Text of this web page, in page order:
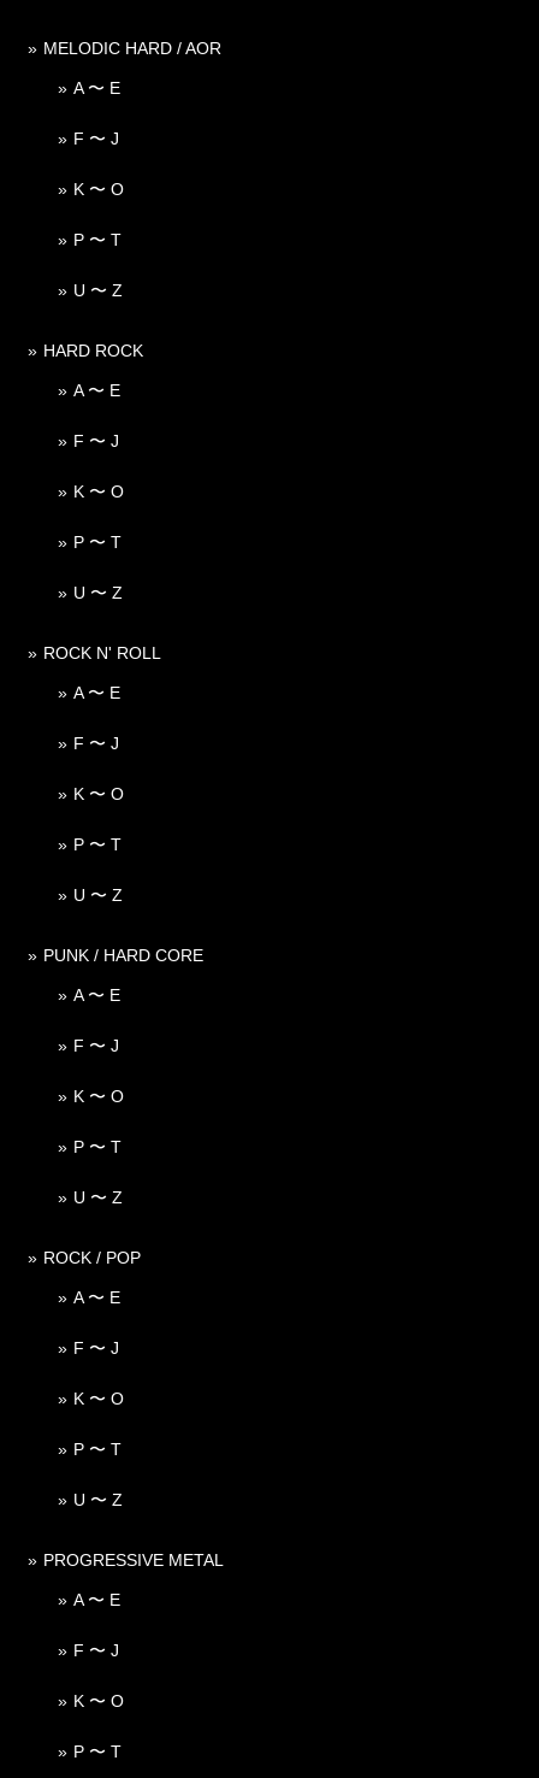
MELODIC HARD / AOR
A 〜 E
F 〜 J
K 〜 O
P 〜 T
U 〜 Z
HARD ROCK
A 〜 E
F 〜 J
K 〜 O
P 〜 T
U 〜 Z
ROCK N' ROLL
A 〜 E
F 〜 J
K 〜 O
P 〜 T
U 〜 Z
PUNK / HARD CORE
A 〜 E
F 〜 J
K 〜 O
P 〜 T
U 〜 Z
ROCK / POP
A 〜 E
F 〜 J
K 〜 O
P 〜 T
U 〜 Z
PROGRESSIVE METAL
A 〜 E
F 〜 J
K 〜 O
P 〜 T